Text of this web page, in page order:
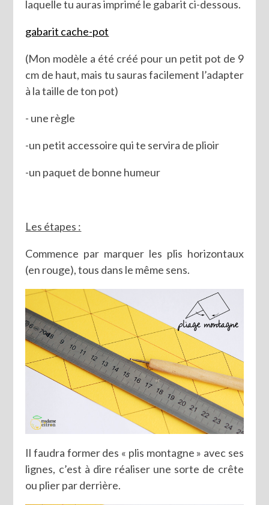
laquelle tu auras imprimé le gabarit ci-dessous.
gabarit cache-pot
(Mon modèle a été créé pour un petit pot de 9
cm de haut, mais tu sauras facilement l’adapter
à la taille de ton pot)
- une règle
-un petit accessoire qui te servira de plioir
-un paquet de bonne humeur
Les étapes :
Commence par marquer les plis horizontaux
(en rouge), tous dans le même sens.
Il faudra former des « plis montagne » avec ses
lignes, c’est à dire réaliser une sorte de crête
ou plier par derrière.